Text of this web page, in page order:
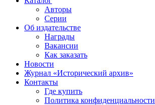
Авторы
Серии
Об издательстве
Награды
Вакансии
Как заказать
Новости
Журнал «Исторический архив»‎
Контакты
Где купить
Политика конфиденциальности